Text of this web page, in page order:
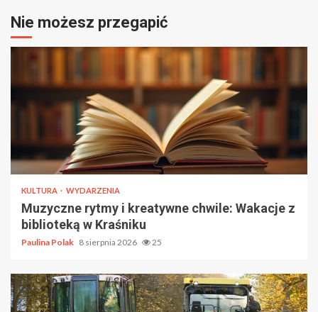
Nie możesz przegapić
KULTURA WYDARZENIA
Muzyczne rytmy i kreatywne chwile: Wakacje z
biblioteką w Kraśniku
Paulina Polak 8 sierpnia 2026 25